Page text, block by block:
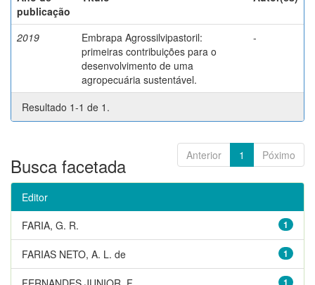
publicação
2019
Embrapa Agrossilvipastoril:
primeiras contribuições para o
desenvolvimento de uma
agropecuária sustentável.
-
Resultado 1-1 de 1.
Anterior 1 Póximo
Busca facetada
Editor
1
FARIA, G. R.
1
FARIAS NETO, A. L. de
1